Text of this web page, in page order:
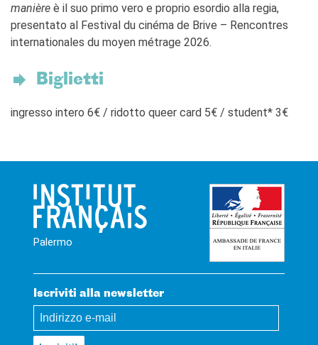
manière è il suo primo vero e proprio esordio alla regia,
presentato al Festival du cinéma de Brive – Rencontres
internationales du moyen métrage 2026.
Biglietti
ingresso intero 6€ / ridotto queer card 5€ / student* 3€
Palermo
Iscriviti alla newsletter